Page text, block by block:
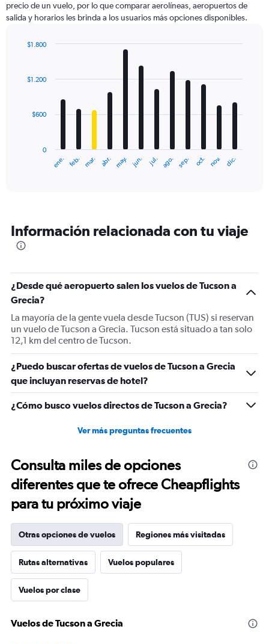
precio de un vuelo, por lo que comparar aerolíneas, aeropuertos de
salida y horarios les brinda a los usuarios más opciones disponibles.
with
12
The
categories.
The
Y
axis
displaying
values.
Range:
0
1800.
ene. feb. mar. abr. may. jun. jul. ago. sep. oct. nov. dic.
0
$600
$1.200
$1.800
Información relacionada con tu viaje
¿Desde qué aeropuerto salen los vuelos de Tucson a
Grecia?
La mayoría de la gente vuela desde Tucson (TUS) si reservan
un vuelo de Tucson a Grecia. Tucson está situado a tan solo
12,1 km del centro de Tucson.
¿Puedo buscar ofertas de vuelos de Tucson a Grecia
que incluyan reservas de hotel?
¿Cómo busco vuelos directos de Tucson a Grecia?
Ver más preguntas frecuentes
Consulta miles de opciones
diferentes que te ofrece Cheapflights
para tu próximo viaje
Otras opciones de vuelos Regiones más visitadas
Rutas alternativas Vuelos populares
Vuelos por clase
Vuelos de Tucson a Grecia